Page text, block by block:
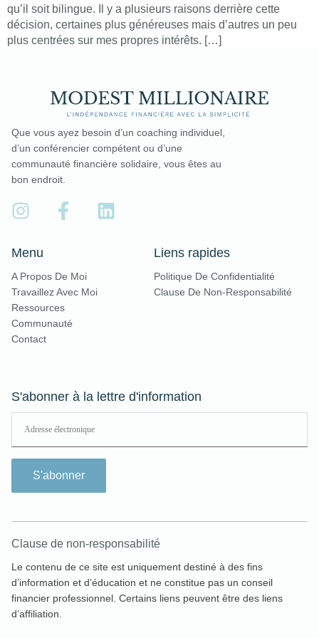
qu’il soit bilingue. Il y a plusieurs raisons derrière cette
décision, certaines plus généreuses mais d’autres un peu
plus centrées sur mes propres intérêts. […]
Que vous ayez besoin d’un coaching individuel,
d’un conférencier compétent ou d’une
communauté financière solidaire, vous êtes au
bon endroit.
Menu
A Propos De Moi
Travaillez Avec Moi
Ressources
Communauté
Contact
Liens rapides
Politique De Confidentialité
Clause De Non-Responsabilité
S'abonner à la lettre d'information
S'abonner
Clause de non-responsabilité
Le contenu de ce site est uniquement destiné à des fins
d’information et d’éducation et ne constitue pas un conseil
financier professionnel. Certains liens peuvent être des liens
d’affiliation.